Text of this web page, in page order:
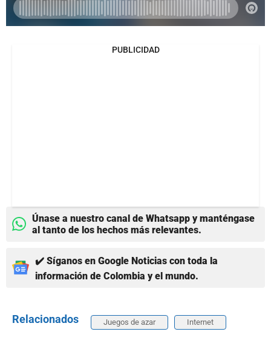
PUBLICIDAD
Únase a nuestro canal de Whatsapp y manténgase
al tanto de los hechos más relevantes.
✔️ Síganos en Google Noticias con toda la
información de Colombia y el mundo.
Relacionados Juegos de azar Internet